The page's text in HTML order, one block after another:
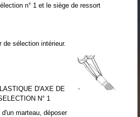
n° 1 et le siège de ressort
de sélection intérieur.
D'AXE DE
N° 1
marteau, déposer